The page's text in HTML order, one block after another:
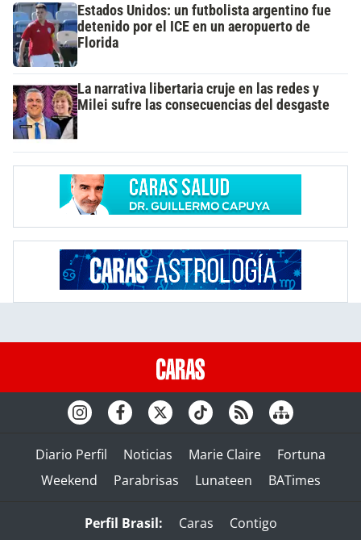
Estados Unidos: un futbolista argentino fue
detenido por el ICE en un aeropuerto de
Florida
La narrativa libertaria cruje en las redes y
Milei sufre las consecuencias del desgaste
Diario Perfil Noticias Marie Claire
Fortuna
Weekend
Parabrisas Lunateen BATimes
Perfil Brasil: Caras
Contigo